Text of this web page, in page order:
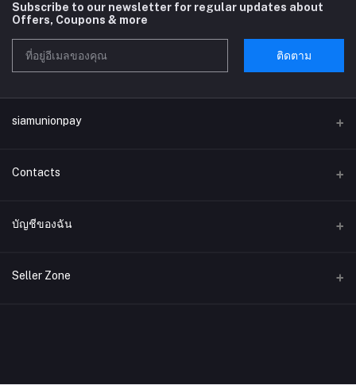
Subscribe to our newsletter for regular updates about
Offers, Coupons & more
ติดตาม
siamunionpay
Contacts
ที่อยู่
โทรศัพท์
บัญชีของฉัน
เข้าสู่ระบบ
Seller Zone